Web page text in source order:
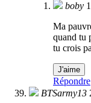
boby
Ma
quand tu
tu crois
J'aime
Répondre
BTSarmy13